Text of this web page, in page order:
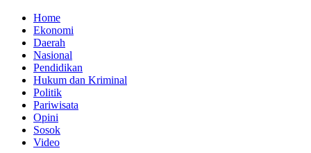
Home
Ekonomi
Daerah
Nasional
Pendidikan
Hukum dan Kriminal
Politik
Pariwisata
Opini
Sosok
Video